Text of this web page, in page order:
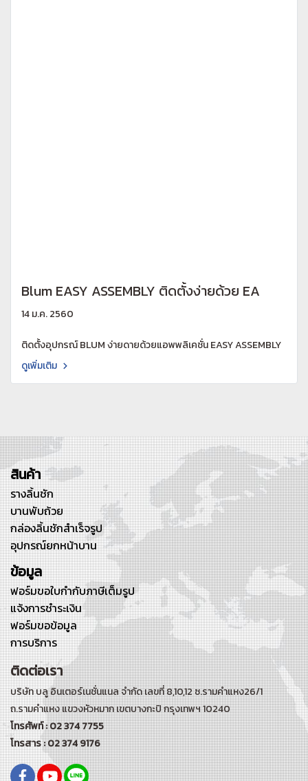
Blum EASY ASSEMBLY ติดตั้งง่ายด้วย EA
14 ม.ค. 2560
ติดตั้งอุปกรณ์ BLUM ง่ายดายด้วยแอพพลิเคชั่น EASY ASSEMBLY
ดูเพิ่มเติม
สินค้า
รางลิ้นชัก
บานพับถ้วย
กล่องลิ้นชักสำเร็จรูป
อุปกรณ์ยกหน้าบาน
ข้อมูล
ฟอร์มขอใบกำกับภาษีเต็มรูป
แจ้งการชำระเงิน
ฟอร์มขอข้อมูล
การบริการ
ติดต่อเรา
บริษัท บลู อินเตอร์เนชั่นแนล จำกัด เลขที่ 8,10,12 ซ.รามคำแหง26/1
ถ.รามคำแหงแขวงหัวหมาก เขตบางกะปิ กรุงเทพฯ 10240
โทรศัพท์ : 02 374 7755
โทรสาร : 02 374 9176